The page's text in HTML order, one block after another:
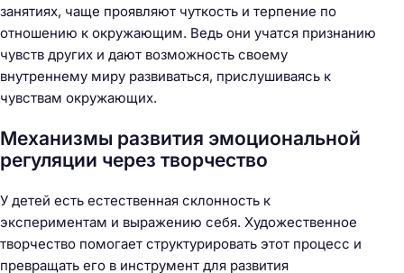
занятиях, чаще проявляют чуткость и терпение по
отношению к окружающим. Ведь они учатся признанию
чувств других и дают возможность своему
внутреннему миру развиваться, прислушиваясь к
чувствам окружающих.
Механизмы развития эмоциональной
регуляции через творчество
У детей есть естественная склонность к
экспериментам и выражению себя. Художественное
творчество помогает структурировать этот процесс и
превращать его в инструмент для развития